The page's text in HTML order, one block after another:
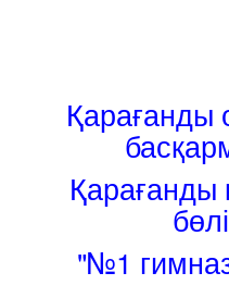
Қарағанды
Қарағанды
"№1